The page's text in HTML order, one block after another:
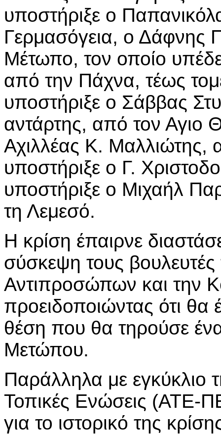
υποστήριξε ο
Γερμασόγεια, ο Δάφνης
Μέτωπο, τον οποίο
από την Πάχνα, τέως
υποστήριξε ο Σάββας
αντάρτης, από τον Αγιο
Αχιλλέας Κ. Μαλλιώτης,
υποστήριξε ο Γ.
υποστήριξε ο Μιχαήλ
τη Λεμεσό.
Η κρίση έπαιρνε
σύσκεψη τους
Αντιπροσώπων και την
προειδοποιώντας ότι θα
θέση που θα τηρούσε
Μετώπου.
Παράλληλα με εγκύκλιο
Τοπικές Ενώσεις (ΑΤΕ-
για το ιστορικό της